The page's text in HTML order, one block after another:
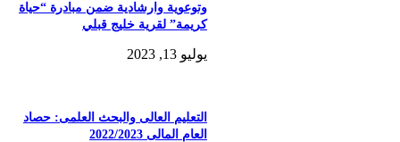
وتوعوية وارشادية ضمن مبادرة “حياة
كريمة” لقرية خليج قبلي
يوليو 13, 2023
التعليم العالى والبحث العلمى: حصاد
العام المالى 2022/2023